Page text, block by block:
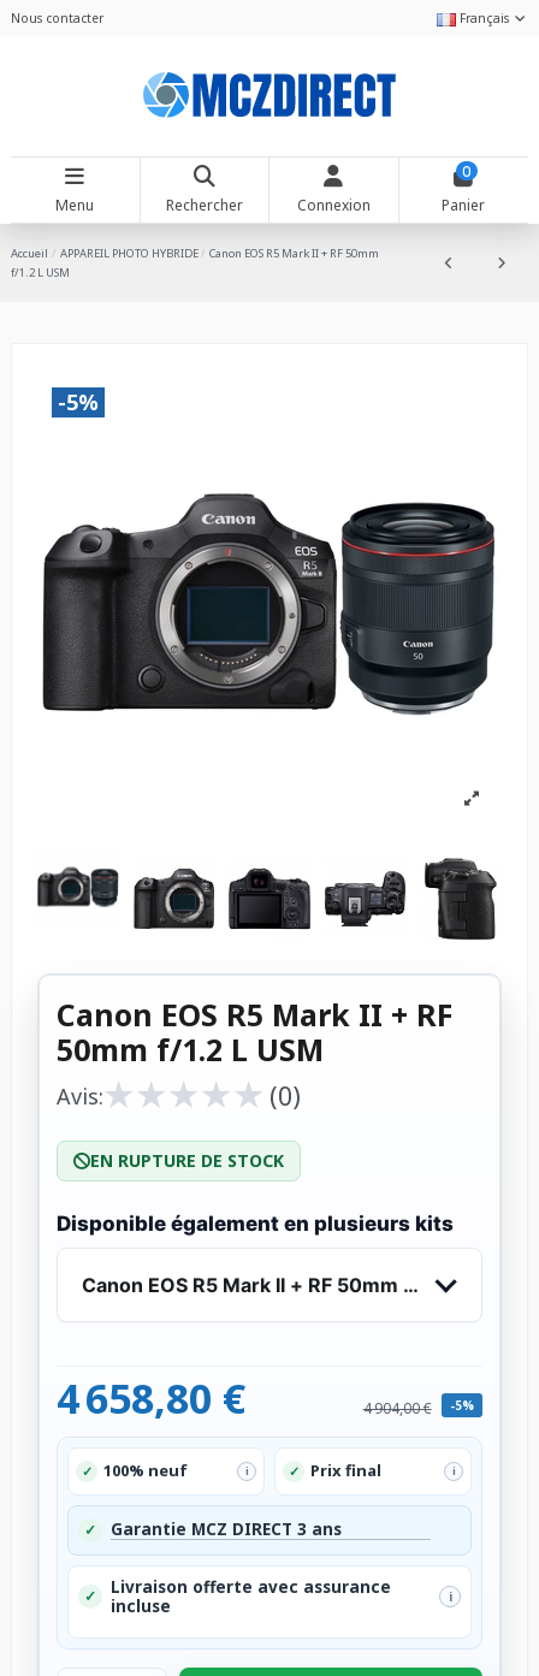
Nous contacter Français
Menu Rechercher Connexion
0
Panier
Accueil APPAREIL PHOTO HYBRIDE
Canon EOS R5 Mark II + RF 50mm
f/1.2 L USM
-5%
Canon EOS R5 Mark II + RF
50mm f/1.2 L USM
Avis:★
★★
★★
★★
★★
★ (0)
EN RUPTURE DE STOCK
Disponible également en plusieurs kits
Canon EOS R5 Mark II + RF 50mm f/1.2 L USM
4 658,80 € 4 904,00 € -5%
✓ 100% neuf i ✓ Prix final i
✓ Garantie MCZ DIRECT 3 ans
✓
Livraison offerte avec assurance
incluse
i